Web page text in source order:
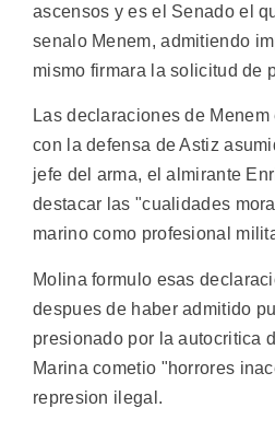
ascensos y es el Senado el
senalo Menem, admitiendo
mismo firmara la solicitud de
Las declaraciones de
con la defensa de Astiz
jefe del arma, el almirante
destacar las "cualidades
marino como profesional
Molina formulo esas
despues de haber admitido
presionado por la autocritica
Marina cometio "horrores
represion ilegal.